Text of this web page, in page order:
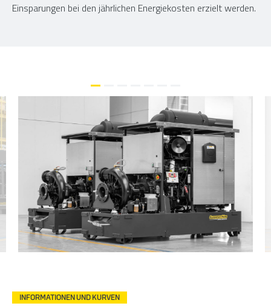
Einsparungen bei den jährlichen Energiekosten erzielt werden.
INFORMATIONEN UND KURVEN